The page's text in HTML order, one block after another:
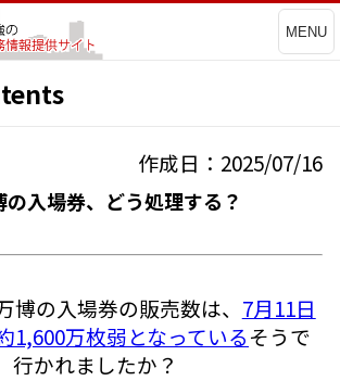
MENU
作成日：2025/07/16
入場券、どう処理する？
博の入場券の販売数は、 7月11日
1,600万枚弱となっているそうで
行かれましたか？